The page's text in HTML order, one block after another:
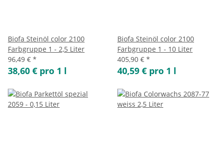
Biofa Steinöl color 2100
Farbgruppe 1 - 2,5 Liter
96,49 € *
38,60 € pro 1 l
Biofa Steinöl color 2100
Farbgruppe 1 - 10 Liter
405,90 € *
40,59 € pro 1 l